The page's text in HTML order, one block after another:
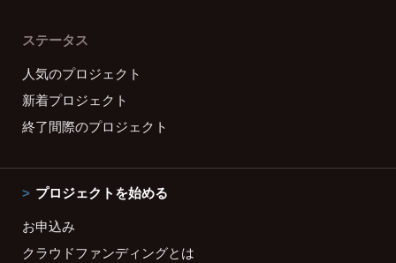
ステータス
人気のプロジェクト
新着プロジェクト
終了間際のプロジェクト
プロジェクトを始める
お申込み
クラウドファンディングとは